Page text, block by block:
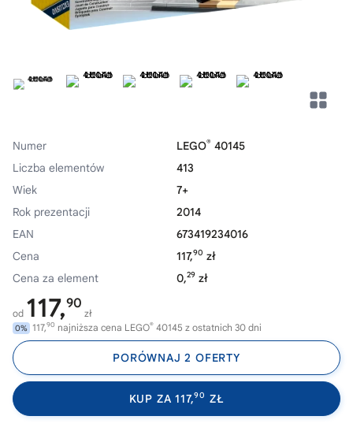
Numer LEGO® 40145
Liczba elementów
413
Wiek
7+
Rok prezentacji
2014
EAN
673419234016
Cena
117,90 zł
Cena za element
0,29 zł
od 117,90
zł
0% 117,90 najniższa cena LEGO® 40145 z ostatnich 30 dni
PORÓWNAJ 2 OFERTY
KUP ZA 117,90 ZŁ